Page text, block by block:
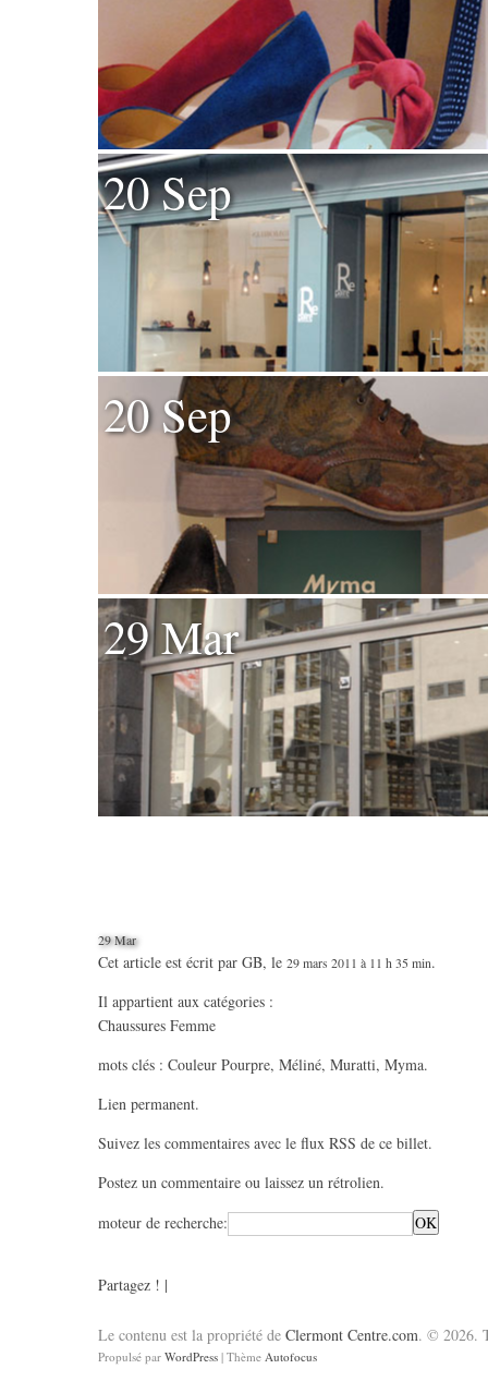
20 Sep
20 Sep
29 Mar
29 Mar
Cet article est écrit par GB, le 29 mars 2011 à 11 h 35 min.
Il appartient aux catégories :
Chaussures Femme
mots clés : Couleur Pourpre, Méliné, Muratti, Myma.
Lien permanent.
Suivez les commentaires avec le flux RSS de ce billet.
Postez un commentaire ou laissez un rétrolien.
moteur de recherche:
Partagez ! |
Le contenu est la propriété de Clermont Centre.com. © 2026.
Propulsé par WordPress | Thème Autofocus